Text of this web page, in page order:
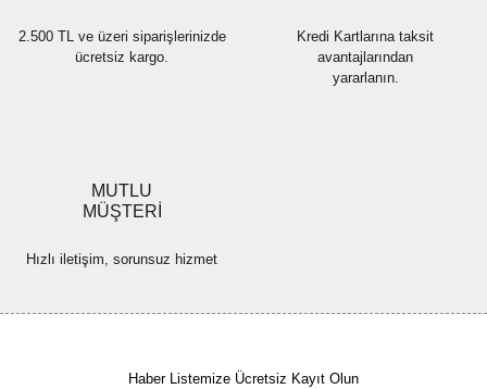
2.500 TL ve üzeri siparişlerinizde
ücretsiz kargo.
Kredi Kartlarına taksit
avantajlarından
yararlanın.
MUTLU
MÜŞTERİ
Hızlı iletişim, sorunsuz hizmet
Haber Listemize Ücretsiz Kayıt Olun